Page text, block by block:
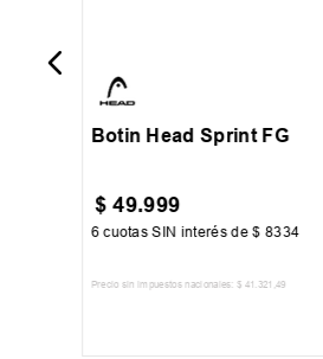
Botin Head Sprint FG
$ 49.999
6 cuotas SIN interés de$ 8334
Precio sin impuestos nacionales: $ 41 .321 ,49